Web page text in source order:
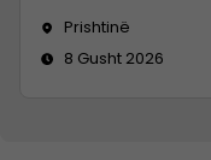
Prishtinë
8 Gusht 2026